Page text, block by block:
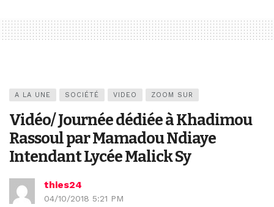
A LA UNE SOCIÉTÉ VIDEO ZOOM SUR
Vidéo/ Journée dédiée à Khadimou
Rassoul par Mamadou Ndiaye
Intendant Lycée Malick Sy
thies24
04/10/2018 5:21 PM